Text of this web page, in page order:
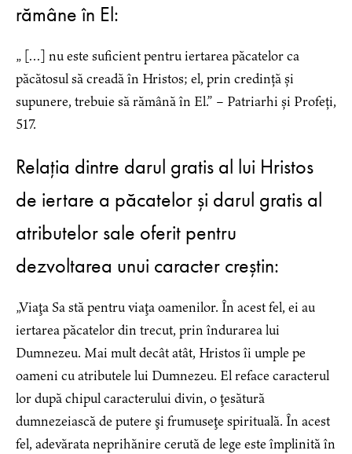
rămâne în El:
„ […] nu este suficient pentru iertarea păcatelor ca
păcătosul să creadă în Hristos; el, prin credință și
supunere, trebuie să rămână în El.” – Patriarhi și Profeți,
517.
Relația dintre darul gratis al lui Hristos
de iertare a păcatelor și darul gratis al
atributelor sale oferit pentru
dezvoltarea unui caracter creștin:
„Viaţa Sa stă pentru viaţa oamenilor. În acest fel, ei au
iertarea păcatelor din trecut, prin îndurarea lui
Dumnezeu. Mai mult decât atât, Hristos îi umple pe
oameni cu atributele lui Dumnezeu. El reface caracterul
lor după chipul caracterului divin, o ţesătură
dumnezeiască de putere şi frumuseţe spirituală. În acest
fel, adevărata neprihănire cerută de lege este împlinită în